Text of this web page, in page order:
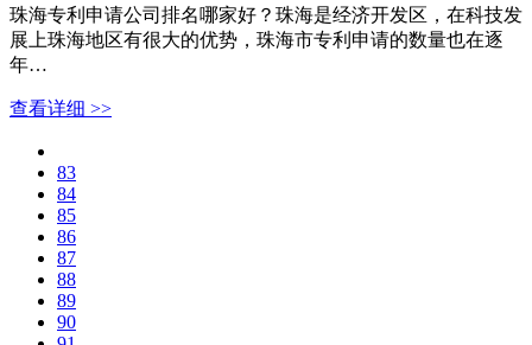
​珠海专利申请公司排名哪家好？珠海是经济开发区，在科技发
展上珠海地区有很大的优势，珠海市专利申请的数量也在逐
年…
查看详细 >>
83
84
85
86
87
88
89
90